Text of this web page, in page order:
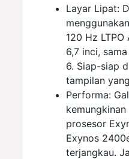
Layar Lipat:
120 Hz
6,7 inci,
6. Siap-siap
tampilan
Performa:
prosesor
Exynos
terjangkau.